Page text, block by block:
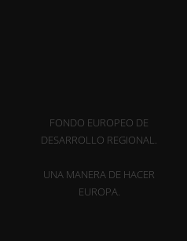
FONDO EUROPEO DE
DESARROLLO REGIONAL.
UNA MANERA DE HACER
EUROPA.